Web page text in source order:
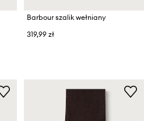
Barbour szalik wełniany
319,99 zł